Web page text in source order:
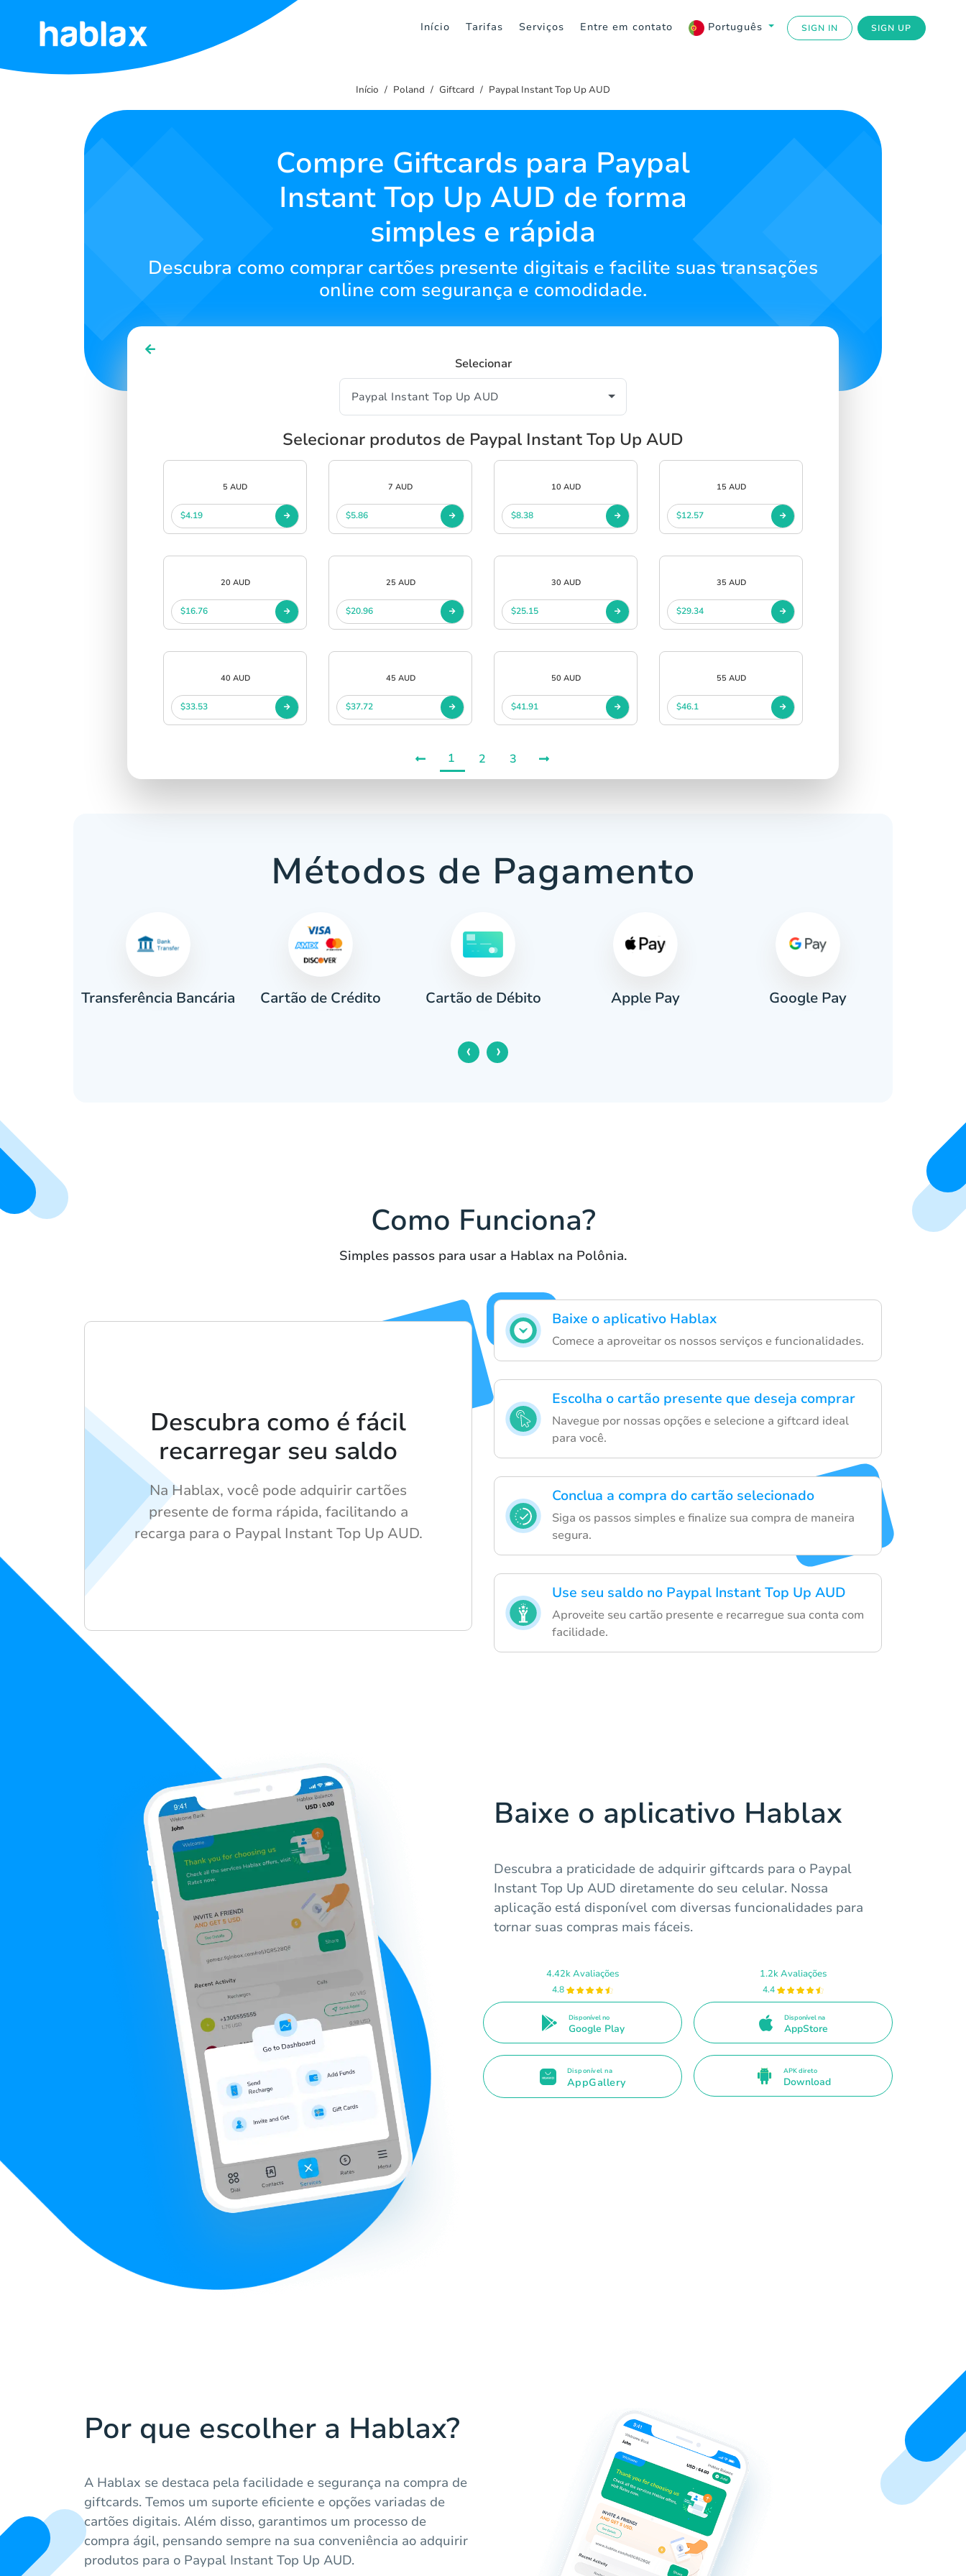
Início Tarifas Serviços Entre em contato Português SIGN IN SIGN UP
Início
SIGN UP
Início Poland Giftcard Paypal Instant Top Up AUD
Compre Giftcards para Paypal
Instant Top Up AUD de forma
simples e rápida
Descubra como comprar cartões presente digitais e facilite suas transações
online com segurança e comodidade.
Selecionar
Selecionar produtos de Paypal Instant Top Up AUD
5 AUD
$4.19
7 AUD
$5.86
10 AUD
$8.38
15 AUD
$12.57
20 AUD
$16.76
25 AUD
$20.96
30 AUD
$25.15
35 AUD
$29.34
40 AUD
$33.53
45 AUD
$37.72
50 AUD
$41.91
55 AUD
$46.1
1 2 3
Métodos de Pagamento
Transferência Bancária Cartão de Crédito Cartão de Débito Apple Pay Google Pay
‹ ›
Como Funciona?
Simples passos para usar a Hablax na Polônia.
Baixe o aplicativo Hablax
Comece a aproveitar os nossos serviços e funcionalidades.
Escolha o cartão presente que deseja comprar
Navegue por nossas opções e selecione a giftcard ideal
para você.
Conclua a compra do cartão selecionado
Siga os passos simples e finalize sua compra de maneira
segura.
Use seu saldo no Paypal Instant Top Up AUD
Aproveite seu cartão presente e recarregue sua conta com
facilidade.
Descubra como é fácil
recarregar seu saldo
Na Hablax, você pode adquirir cartões
presente de forma rápida, facilitando a
recarga para o Paypal Instant Top Up AUD.
Baixe o aplicativo Hablax
Descubra a praticidade de adquirir giftcards para o Paypal
Instant Top Up AUD diretamente do seu celular. Nossa
aplicação está disponível com diversas funcionalidades para
tornar suas compras mais fáceis.
4.42k Avaliações
4.8
Disponível no
Google Play
1.2k Avaliações
4.4
Disponível na
AppStore
Disponível na
AppGallery
APK direto
Download
Por que escolher a Hablax?
A Hablax se destaca pela facilidade e segurança na compra de
giftcards. Temos um suporte eficiente e opções variadas de
cartões digitais. Além disso, garantimos um processo de
compra ágil, pensando sempre na sua conveniência ao adquirir
produtos para o Paypal Instant Top Up AUD.